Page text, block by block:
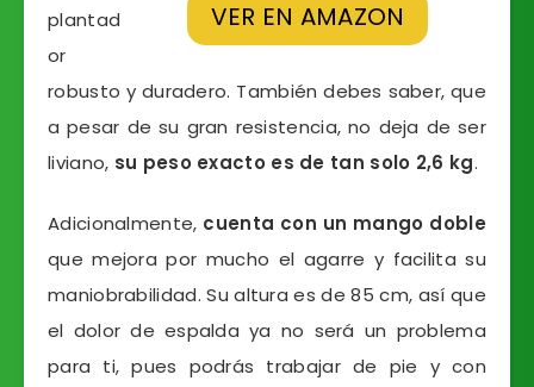
VER EN AMAZON
plantad
or
robusto y duradero. También debes saber, que
a pesar de su gran resistencia, no deja de ser
liviano, su peso exacto es de tan solo 2,6 kg.
Adicionalmente, cuenta con un mango doble
que mejora por mucho el agarre y facilita su
maniobrabilidad. Su altura es de 85 cm, así que
el dolor de espalda ya no será un problema
para ti, pues podrás trabajar de pie y con